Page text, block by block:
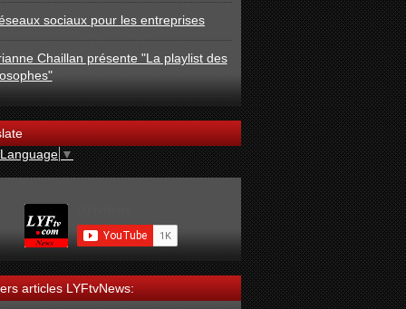
sociaux pour les entreprises
Chaillan présente "La playlist des
▼
articles LYFtvNews: